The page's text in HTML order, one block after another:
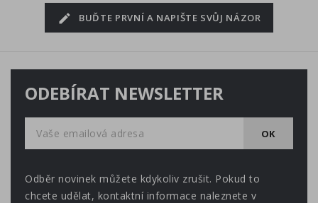
červené, smetánka
lékařská. Semena jsou
mohou vyskytovat ve
větším či náhodném
BUĎTE PRVNÍ A NAPIŠTE SVŮJ NÁZOR
ODEBÍRAT NEWSLETTER
Odběr novinek můžete kdykoliv zrušit. Pokud to
chcete udělat, kontaktní informace naleznete v